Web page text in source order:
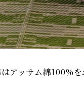
アッサム綿100%を